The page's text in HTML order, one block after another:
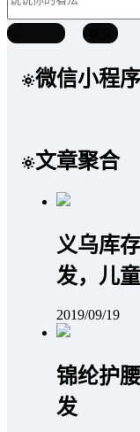
微信小程序
文章聚合
义乌库
发，儿
2019/09/19
锦纶护
发